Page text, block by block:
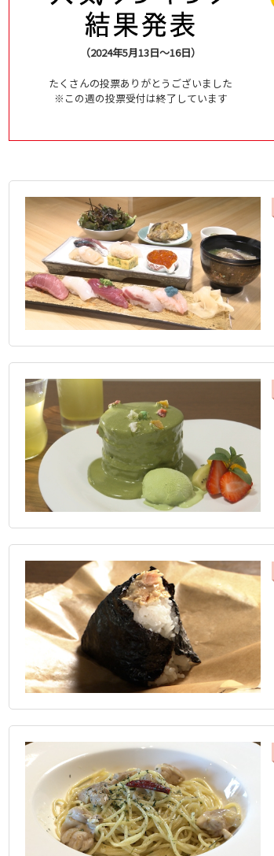
（2024年5月13日～16日）
たくさんの投票ありがとうございました
※この週の投票受付は終了しています